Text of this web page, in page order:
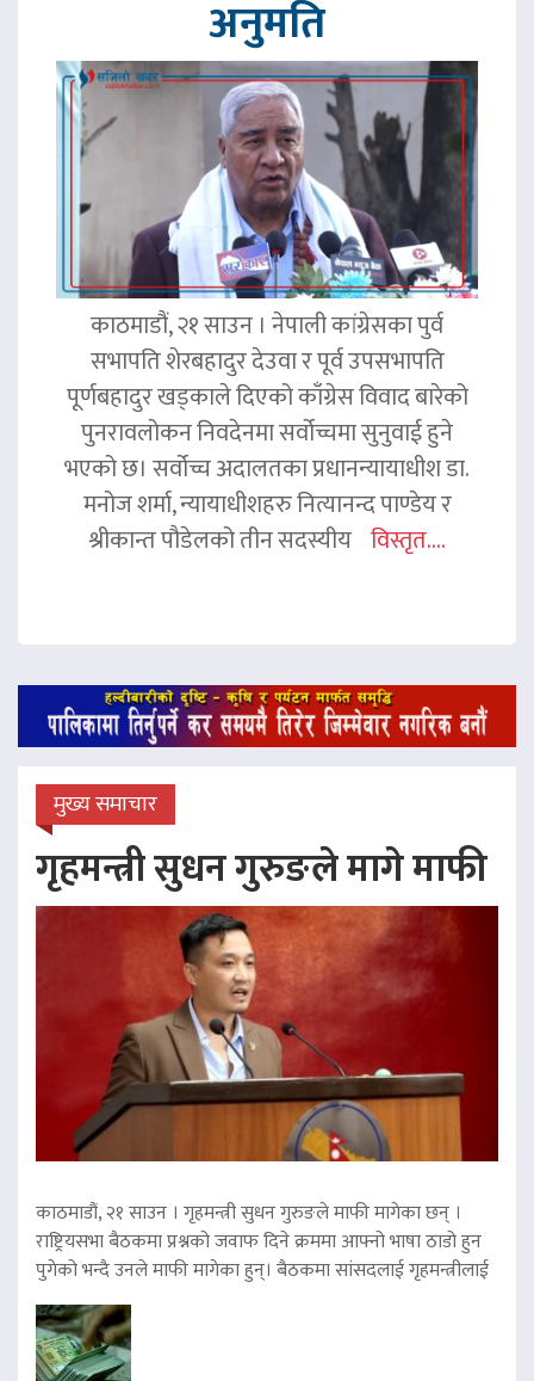
अनुमति
काठमाडौं, २१ साउन । नेपाली कांग्रेसका पुर्व
सभापति शेरबहादुर देउवा र पूर्व उपसभापति
पूर्णबहादुर खड्काले दिएको काँग्रेस विवाद बारेको
पुनरावलोकन निवदेनमा सर्वोच्चमा सुनुवाई हुने
भएको छ। सर्वोच्च अदालतका प्रधानन्यायाधीश डा.
मनोज शर्मा, न्यायाधीशहरु नित्यानन्द पाण्डेय र
श्रीकान्त पौडेलको तीन सदस्यीय विस्तृत....
मुख्य समाचार
गृहमन्त्री सुधन गुरुङले मागे माफी
काठमाडौं, २१ साउन । गृहमन्त्री सुधन गुरुङले माफी मागेका छन् ।
राष्ट्रियसभा बैठकमा प्रश्नको जवाफ दिने क्रममा आफ्नो भाषा ठाडो हुन
पुगेको भन्दै उनले माफी मागेका हुन्। बैठकमा सांसदलाई गृहमन्त्रीलाई